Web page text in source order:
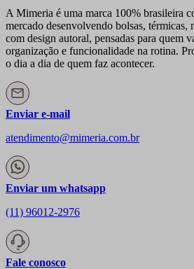
A Mimeria é uma marca 100% brasileira
mercado desenvolvendo bolsas, térmicas,
com design autoral, pensadas para quem
organização e funcionalidade na rotina.
o dia a dia de quem faz acontecer.
Enviar e-mail
atendimento@mimeria.com.br
Enviar um whatsapp
(11) 96012-2976
Fale conosco